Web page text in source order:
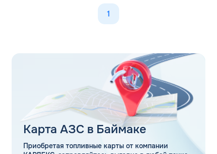
1
Карта АЗС в Баймаке
Приобретая топливные карты от компании